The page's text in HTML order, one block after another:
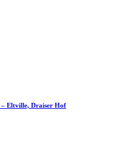
– Eltville, Draiser Hof